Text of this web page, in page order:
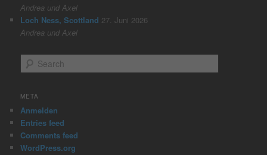
Andrea und Axel
Loch Ness, Scottland 27. Juni 2026
Andrea und Axel
e
r
h
META
Anmelden
Entries feed
Comments feed
WordPress.org